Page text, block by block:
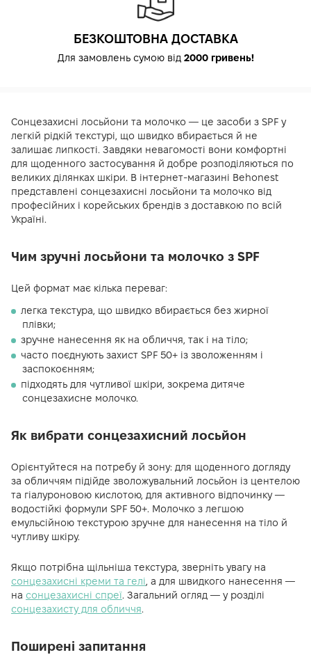
БЕЗКОШТОВНА ДОСТАВКА
Для замовлень сумою від 2000 гривень!
Сонцезахисні лосьйони та молочко — це засоби з SPF у
легкій рідкій текстурі, що швидко вбирається й не
залишає липкості. Завдяки невагомості вони комфортні
для щоденного застосування й добре розподіляються по
великих ділянках шкіри. В інтернет-магазині Behonest
представлені сонцезахисні лосьйони та молочко від
професійних і корейських брендів з доставкою по всій
Україні.
Чим зручні лосьйони та молочко з SPF
Цей формат має кілька переваг:
легка текстура, що швидко вбирається без жирної
плівки;
зручне нанесення як на обличчя, так і на тіло;
часто поєднують захист SPF 50+ із зволоженням і
заспокоєнням;
підходять для чутливої шкіри, зокрема дитяче
сонцезахисне молочко.
Як вибрати сонцезахисний лосьйон
Орієнтуйтеся на потребу й зону: для щоденного догляду
за обличчям підійде зволожувальний лосьйон із центелою
та гіалуроновою кислотою, для активного відпочинку —
водостійкі формули SPF 50+. Молочко з легшою
емульсійною текстурою зручне для нанесення на тіло й
чутливу шкіру.
Якщо потрібна щільніша текстура, зверніть увагу на
сонцезахисні креми та гелі, а для швидкого нанесення —
на сонцезахисні спреї. Загальний огляд — у розділі
сонцезахисту для обличчя.
Поширені запитання